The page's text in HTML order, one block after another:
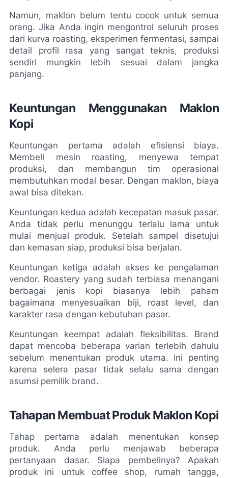
Namun, maklon belum tentu cocok untuk semua
orang. Jika Anda ingin mengontrol seluruh proses
dari kurva roasting, eksperimen fermentasi, sampai
detail profil rasa yang sangat teknis, produksi
sendiri mungkin lebih sesuai dalam jangka
panjang.
Keuntungan Menggunakan Maklon
Kopi
Keuntungan pertama adalah efisiensi biaya.
Membeli mesin roasting, menyewa tempat
produksi, dan membangun tim operasional
membutuhkan modal besar. Dengan maklon, biaya
awal bisa ditekan.
Keuntungan kedua adalah kecepatan masuk pasar.
Anda tidak perlu menunggu terlalu lama untuk
mulai menjual produk. Setelah sampel disetujui
dan kemasan siap, produksi bisa berjalan.
Keuntungan ketiga adalah akses ke pengalaman
vendor. Roastery yang sudah terbiasa menangani
berbagai jenis kopi biasanya lebih paham
bagaimana menyesuaikan biji, roast level, dan
karakter rasa dengan kebutuhan pasar.
Keuntungan keempat adalah fleksibilitas. Brand
dapat mencoba beberapa varian terlebih dahulu
sebelum menentukan produk utama. Ini penting
karena selera pasar tidak selalu sama dengan
asumsi pemilik brand.
Tahapan Membuat Produk Maklon Kopi
Tahap pertama adalah menentukan konsep
produk. Anda perlu menjawab beberapa
pertanyaan dasar. Siapa pembelinya? Apakah
produk ini untuk coffee shop, rumah tangga,